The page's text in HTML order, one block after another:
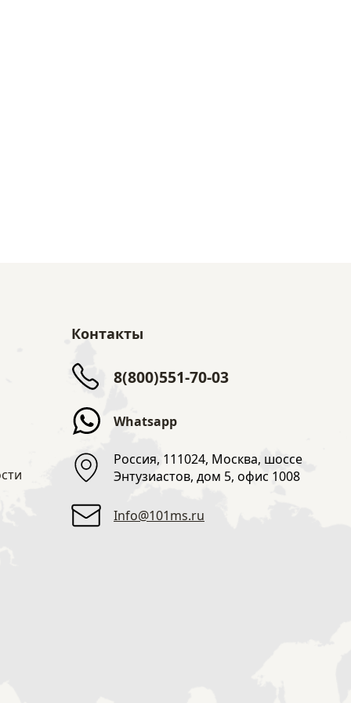
Контакты
8(800)551-70-03
Whatsapp
Россия, 111024, Москва, шоссе
Энтузиастов, дом 5, офис 1008
Info@101ms.ru